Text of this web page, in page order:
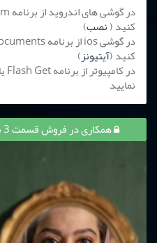
کنید (نصب)
کنید (آیتیونز)
نمایید
همکاری در فروش قسمت 3 نوبت لیلی و کسب درآمد از آن